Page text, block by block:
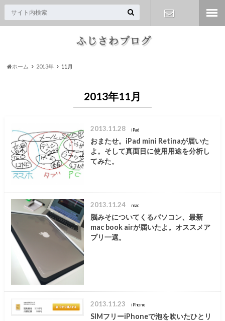
お問い合わ
ホーム 2013年 11月
2013年11月
2013.11.28 iPad
おまたせ。iPad mini Retinaが届いた
よ。そして真面目に使用用途を分析し
てみた。
2013.11.24 mac
脳みそについてくるパソコン、最新
mac book airが届いたよ。オススメア
プリ一選。
2013.11.23 iPhone
SIMフリーiPhoneで泡を吹いたひとリ